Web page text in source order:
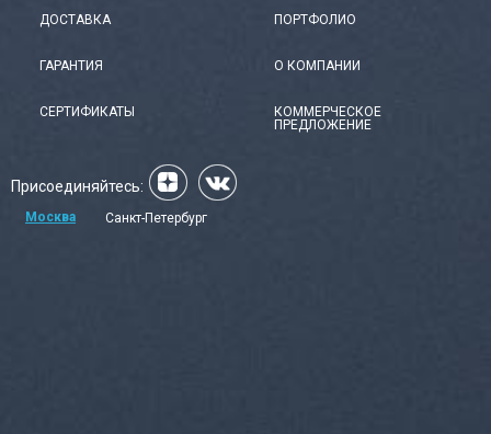
ДОСТАВКА
ГАРАНТИЯ
СЕРТИФИКАТЫ
ПОРТФОЛИО
О КОМПАНИИ
КОММЕРЧЕСКОЕ
ПРЕДЛОЖЕНИЕ
Присоединяйтесь:
Москва Санкт-Петербург